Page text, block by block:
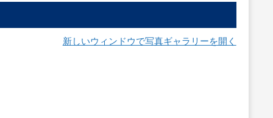
新しいウィンドウで写真ギャラリーを開く